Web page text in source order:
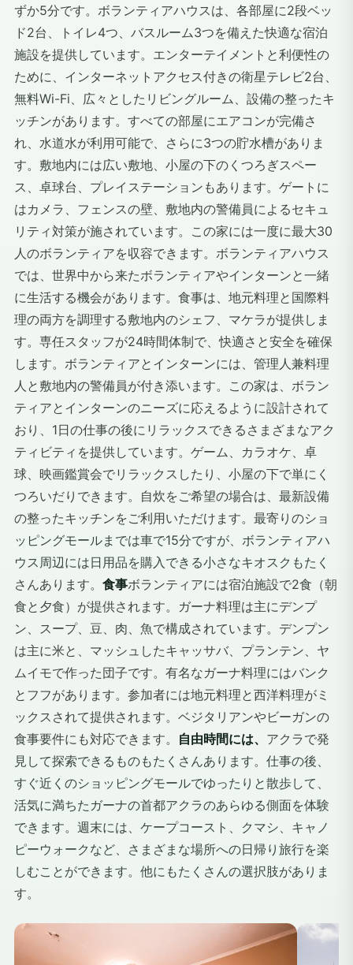
ずか5分です。ボランティアハウスは、各部屋に2段ベッ
ド2台、トイレ4つ、バスルーム3つを備えた快適な宿泊
施設を提供しています。エンターテイメントと利便性の
ために、インターネットアクセス付きの衛星テレビ2台、
無料Wi-Fi、広々としたリビングルーム、設備の整ったキ
ッチンがあります。すべての部屋にエアコンが完備さ
れ、水道水が利用可能で、さらに3つの貯水槽がありま
す。敷地内には広い敷地、小屋の下のくつろぎスペー
ス、卓球台、プレイステーションもあります。ゲートに
はカメラ、フェンスの壁、敷地内の警備員によるセキュ
リティ対策が施されています。この家には一度に最大30
人のボランティアを収容できます。ボランティアハウス
では、世界中から来たボランティアやインターンと一緒
に生活する機会があります。食事は、地元料理と国際料
理の両方を調理する敷地内のシェフ、マケラが提供しま
す。専任スタッフが24時間体制で、快適さと安全を確保
します。ボランティアとインターンには、管理人兼料理
人と敷地内の警備員が付き添います。この家は、ボラン
ティアとインターンのニーズに応えるように設計されて
おり、1日の仕事の後にリラックスできるさまざまなアク
ティビティを提供しています。ゲーム、カラオケ、卓
球、映画鑑賞会でリラックスしたり、小屋の下で単にく
つろいだりできます。自炊をご希望の場合は、最新設備
の整ったキッチンをご利用いただけます。最寄りのショ
ッピングモールまでは車で15分ですが、ボランティアハ
ウス周辺には日用品を購入できる小さなキオスクもたく
さんあります。 食事ボランティアには宿泊施設で2食（朝
食と夕食）が提供されます。ガーナ料理は主にデンプ
ン、スープ、豆、肉、魚で構成されています。デンプン
は主に米と、マッシュしたキャッサバ、プランテン、ヤ
ムイモで作った団子です。有名なガーナ料理にはバンク
とフフがあります。参加者には地元料理と西洋料理がミ
ックスされて提供されます。ベジタリアンやビーガンの
食事要件にも対応できます。 自由時間には、 アクラで発
見して探索できるものもたくさんあります。仕事の後、
すぐ近くのショッピングモールでゆったりと散歩して、
活気に満ちたガーナの首都アクラのあらゆる側面を体験
できます。週末には、ケープコースト、クマシ、キャノ
ピーウォークなど、さまざまな場所への日帰り旅行を楽
しむことができます。他にもたくさんの選択肢がありま
す。